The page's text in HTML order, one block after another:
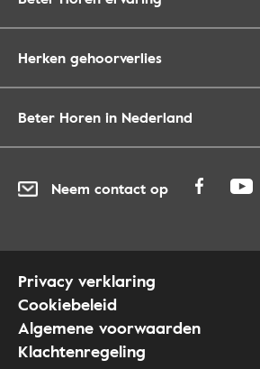
Herken gehoorverlies
Beter Horen in Nederland
Neem contact op
Privacy verklaring
Cookiebeleid
Algemene voorwaarden
Klachtenregeling